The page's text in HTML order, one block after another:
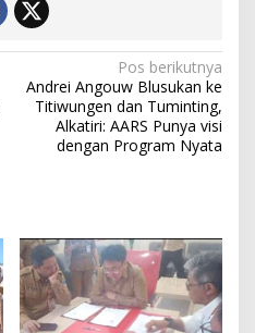
Pos berikutnya
Andrei Angouw Blusukan ke
Titiwungen dan Tuminting,
Alkatiri: AARS Punya visi
dengan Program Nyata